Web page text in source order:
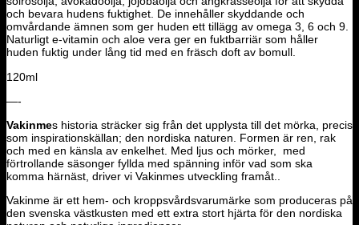
och bevara hudens fuktighet. De innehåller skyddande och
omvårdande ämnen som ger huden ett tillägg av omega 3, 6 och 9.
Naturligt e-vitamin och aloe vera ger en fuktbarriär som håller
huden fuktig under lång tid med en fräsch doft av bomull.
120ml
—-
Vakinmes historia sträcker sig från det upplysta till det mörka, precis
som inspirationskällan; den nordiska naturen. Formen är ren, rak
och med en känsla av enkelhet. Med ljus och mörker, med
förtrollande säsonger fyllda med spänning inför vad som ska
komma härnäst, driver vi Vakinmes utveckling framåt..
Vakinme är ett hem- och kroppsvårdsvarumärke som produceras på
den svenska västkusten med ett extra stort hjärta för den nordiska